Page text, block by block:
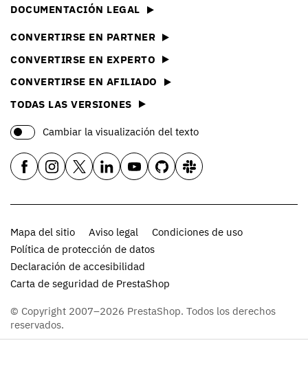
DOCUMENTACIÓN LEGAL
CONVERTIRSE EN PARTNER
CONVERTIRSE EN EXPERTO
CONVERTIRSE EN AFILIADO
TODAS LAS VERSIONES
Cambiar la visualización del texto
Mapa del sitio Aviso legal
Condiciones de uso
Política de protección de datos
Declaración de accesibilidad
Carta de seguridad de PrestaShop
© Copyright 2007–2026 PrestaShop. Todos los derechos
reservados.